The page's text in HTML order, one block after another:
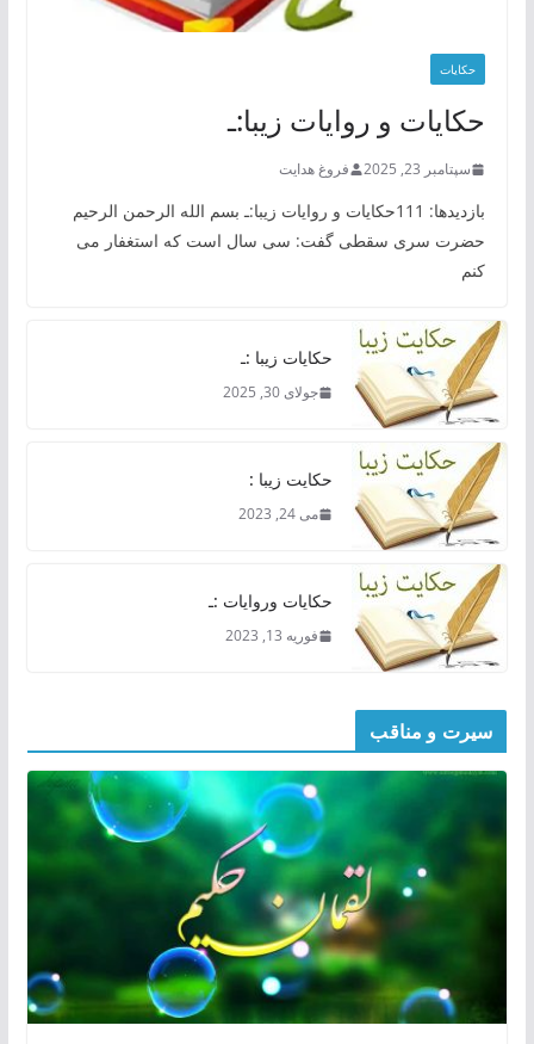
حکایات
حکایات و روایات زیبا:ـ
سپتامبر 23, 2025 فروغ هدایت
بازدیدها: 111حکایات و روایات زیبا:ـ بسم الله الرحمن الرحیم
حضرت سری سقطی گفت: سی سال است که استغفار می
کنم
حکایات زیبا :ـ
جولای 30, 2025
حکایت زیبا :
می 24, 2023
حکایات وروایات :ـ
فوریه 13, 2023
سیرت و مناقب